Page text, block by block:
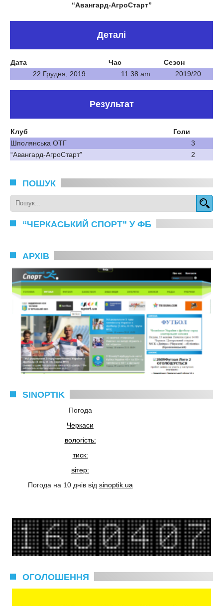
“Авангард-АгроСтарт”
Деталі
Дата Час
Сезон
22 Грудня, 2019
11:38 am 2019/20
Результат
Клуб
Голи
Шполянська ОТГ
3
“Авангард-АгроСтарт”
2
ПОШУК
“ЧЕРКАСЬКИЙ СПОРТ” У ФБ
АРХІВ
SINOPTIK
Погода
Черкаси
вологість:
тиск:
вітер:
Погода на 10 днів від sinoptik.ua
ОГОЛОШЕННЯ